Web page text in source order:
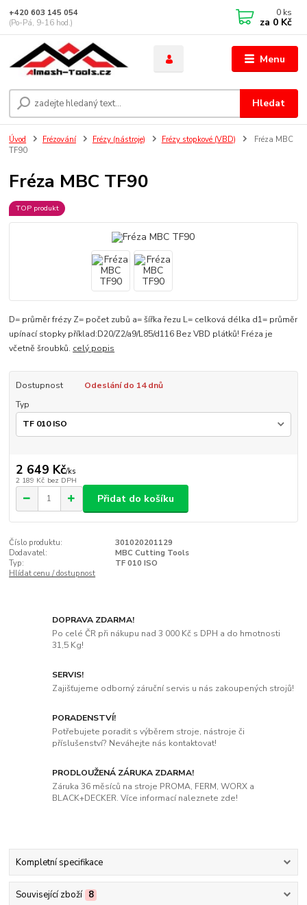
Menu
Hledat
+420 603 145 054
(Po-Pá, 9-16 hod.)
0 ks
za 0 Kč
Úvod Frézování Frézy (nástroje) Frézy stopkové (VBD)
Fréza MBC
TF90
Fréza MBC TF90
TOP produkt
D= průměr frézy Z= počet zubů a= šířka řezu L= celková délka d1= průměr
upínací stopky příklad:D20/Z2/a9/L85/d116 Bez VBD plátků! Fréza je
včetně šroubků. celý popis
Dostupnost
Odeslání do 14 dnů
Typ
2 649 Kč/ks
2 189 Kč bez DPH
Přidat do košíku
Číslo produktu:
301020201129
Dodavatel:
MBC Cutting Tools
Typ:
TF 010 ISO
Hlídat cenu / dostupnost
DOPRAVA ZDARMA!
Po celé ČR při nákupu nad 3 000 Kč s DPH a do hmotnosti
31,5 Kg!
SERVIS!
Zajišťujeme odborný záruční servis u nás zakoupených strojů!
PORADENSTVÍ!
Potřebujete poradit s výběrem stroje, nástroje či
příslušenství? Neváhejte nás kontaktovat!
PRODLOUŽENÁ ZÁRUKA ZDARMA!
Záruka 36 měsíců na stroje PROMA, FERM, WORX a
BLACK+DECKER. Více informací naleznete zde!
Kompletní specifikace
Související zboží 8